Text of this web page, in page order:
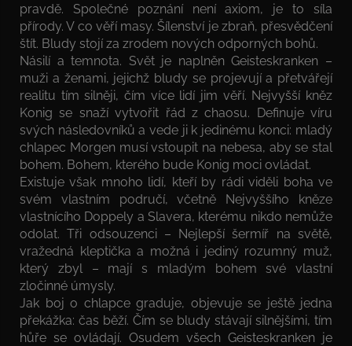
pravdě. Společné poznání není axiom, je to síla
přírody. V co věří masy. Šílenství je zbraň, přesvědčení
štít. Bludy stojí za zrodem nových odporných bohů.
Násilí a temnota. Svět je naplněn Geisteskranken –
muži a ženami, jejichž bludy se projevují a přetvářejí
realitu tím silněji, čím více lidí jim věří. Nejvyšší kněz
Konig se snaží vytvořit řád z chaosu. Definuje víru
svých následovníků a vede ji k jedinému konci: mladý
chlapec Morgen musí vstoupit na nebesa, aby se stal
bohem. Bohem, kterého bude Konig moci ovládat.
Existuje však mnoho lidí, kteří by rádi viděli boha ve
svém vlastním područí, včetně Nejvyššího kněze
vlastnícího Doppely a Slavera, kterému nikdo nemůže
odolat. Tři odsouzenci – Nejlepší šermíř na světě,
vražedná kleptička a možná i jediný rozumný muž,
který zbyl – mají s mladým bohem své vlastní
zločinné úmysly.
Jak boj o chlapce graduje, objevuje se ještě jedna
překážka: čas běží. Čím se bludy stávají silnějšími, tím
hůře se ovládají. Osudem všech Geisteskranken je